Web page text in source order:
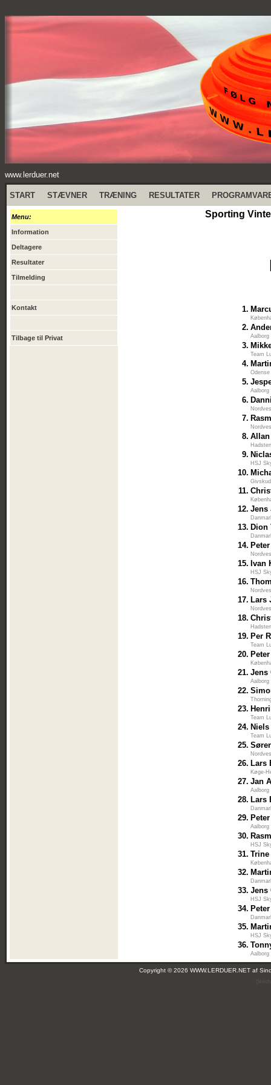
www.lerduer.net
START STÆVNER TRÆNING RESULTATER
Menu:
Information
Deltagere
Resultater
Tilmelding
Kontakt
Tilbage til Privat
Sporting
1.
2.
3.
Team
4.
5.
6.
7.
8.
9.
HSJ
10.
11.
12. Jens
13. Dion
14.
15. Ivan
HSJ
16.
17. Lars
18.
19. Per
Team
20.
21. Jens
22.
23.
Team
24.
Team
25.
26. Lars
Køge-
27. Jan
28. Lars
29.
30.
HSJ
31.
32.
33. Jens
HSJ
34.
35.
HSJ
36.
Copyright © 2026 WWW.LERDUER.NET af